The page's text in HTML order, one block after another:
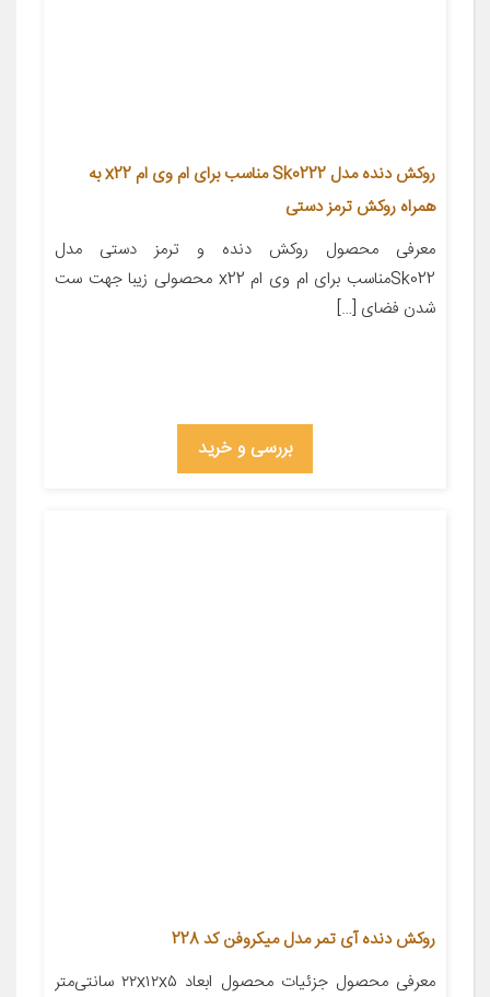
روکش دنده مدل Sk0222 مناسب برای ام وی ام x22 به
همراه روکش ترمز دستی
معرفی محصول روکش دنده و ترمز دستی مدل
Sk022مناسب برای ام وی ام x22 محصولی زیبا جهت ست
شدن فضای […]
بررسی و خرید
روکش دنده آی تمر مدل میکروفن کد 228
معرفی محصول جزئیات محصول ابعاد ۲۲x۱۲x۵ سانتی‌متر